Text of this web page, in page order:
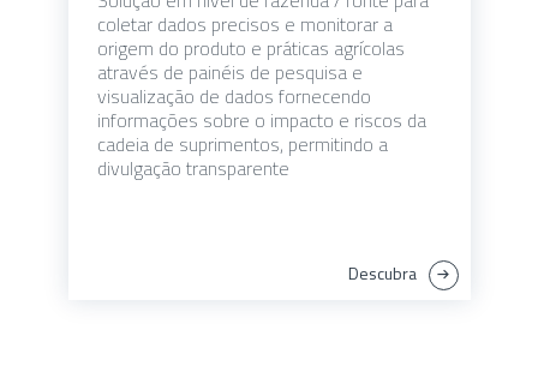
coletar dados precisos e monitorar a
origem do produto e práticas agrícolas
através de painéis de pesquisa e
visualização de dados fornecendo
informações sobre o impacto e riscos da
cadeia de suprimentos, permitindo a
divulgação transparente
Descubra